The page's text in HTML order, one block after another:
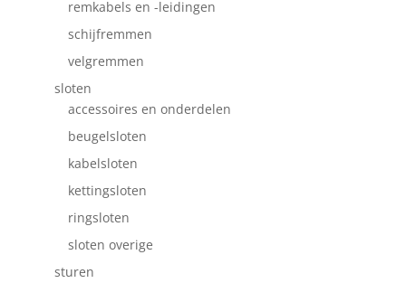
remkabels en -leidingen
schijfremmen
velgremmen
sloten
accessoires en onderdelen
beugelsloten
kabelsloten
kettingsloten
ringsloten
sloten overige
sturen